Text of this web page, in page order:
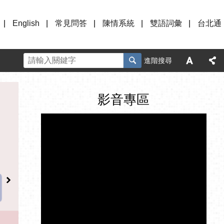
English 常見問答 陳情系統 雙語詞彙 台北通
進階搜尋
影音專區